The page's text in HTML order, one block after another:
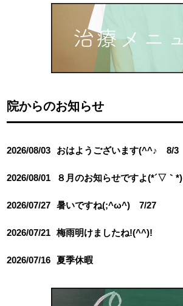
院からのお知らせ
2026/08/03 おはようございます(^^♪ 8/3
2026/08/01 ８月のお知らせですよ(*´▽｀*)
2026/07/27 暑いですね(;^ω^) 7/27
2026/07/21 梅雨明けましたね!(^^)!
2026/07/16 夏季休暇